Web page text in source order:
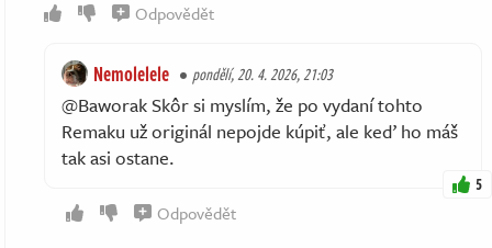
Odpovědět
Nemolelele pondělí, 20. 4. 2026, 21:03
@Baworak Skôr si myslím, že po vydaní tohto
Remaku už originál nepojde kúpiť, ale keď ho máš
tak asi ostane.
5
Odpovědět